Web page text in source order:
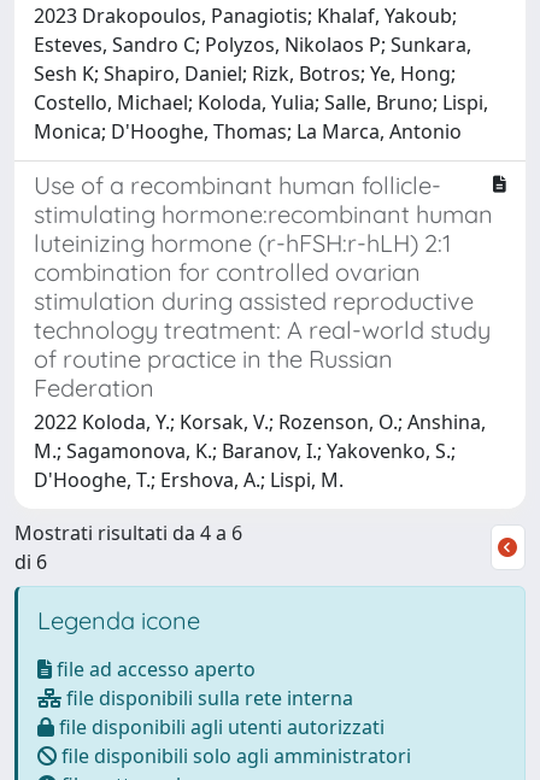
2023 Drakopoulos, Panagiotis; Khalaf, Yakoub;
Esteves, Sandro C; Polyzos, Nikolaos P; Sunkara,
Sesh K; Shapiro, Daniel; Rizk, Botros; Ye, Hong;
Costello, Michael; Koloda, Yulia; Salle, Bruno; Lispi,
Monica; D'Hooghe, Thomas; La Marca, Antonio
Use of a recombinant human follicle-
stimulating hormone:recombinant human
luteinizing hormone (r-hFSH:r-hLH) 2:1
combination for controlled ovarian
stimulation during assisted reproductive
technology treatment: A real-world study
of routine practice in the Russian
Federation
2022 Koloda, Y.; Korsak, V.; Rozenson, O.; Anshina,
M.; Sagamonova, K.; Baranov, I.; Yakovenko, S.;
D'Hooghe, T.; Ershova, A.; Lispi, M.
Mostrati risultati da 4 a 6
di 6
Legenda icone
file ad accesso aperto
file disponibili sulla rete interna
file disponibili agli utenti autorizzati
file disponibili solo agli amministratori